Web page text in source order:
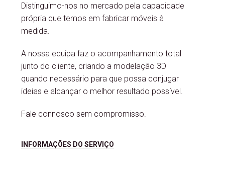
Distinguimo-nos no mercado pela capacidade
própria que temos em fabricar móveis à
medida.
A nossa equipa faz o acompanhamento total
junto do cliente, criando a modelação 3D
quando necessário para que possa conjugar
ideias e alcançar o melhor resultado possível.
Fale connosco sem compromisso.
INFORMAÇÕES DO SERVIÇO